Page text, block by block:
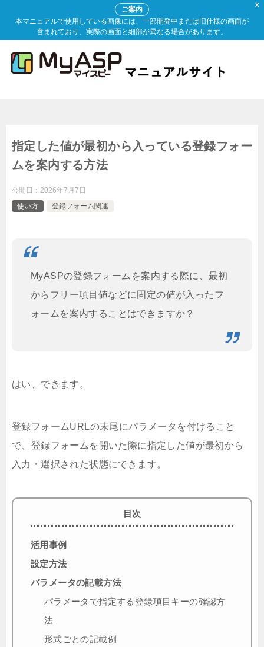
X
ご案内
本マニュアルで使用している画像には、一部開発中または旧仕様の画面が
含まれており、実際の画面と細部が異なる場合があります。
指定した値が最初から入っている登録フォー
ムを案内する方法
公開日： 2026年7月7日
使い方
登録フォーム関連
MyASPの登録フォームを案内する際に、最初
からフリー項目値などに固定の値が入ったフ
ォームを案内することはできますか？
はい、できます。
登録フォームURLの末尾にパラメータを付けること
で、登録フォームを開いた際に指定した値が最初から
入力・選択された状態にできます。
目次
活用事例
設定方法
パラメータの記載方法
パラメータで指定する登録項目キーの確認方
法
形式ごとの記載例